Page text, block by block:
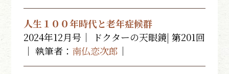
人生１００年時代と老年症候群
2024年12月号｜ ドクターの天眼鏡| 第201回
｜ 執筆者： 南仏恋次郎 ｜